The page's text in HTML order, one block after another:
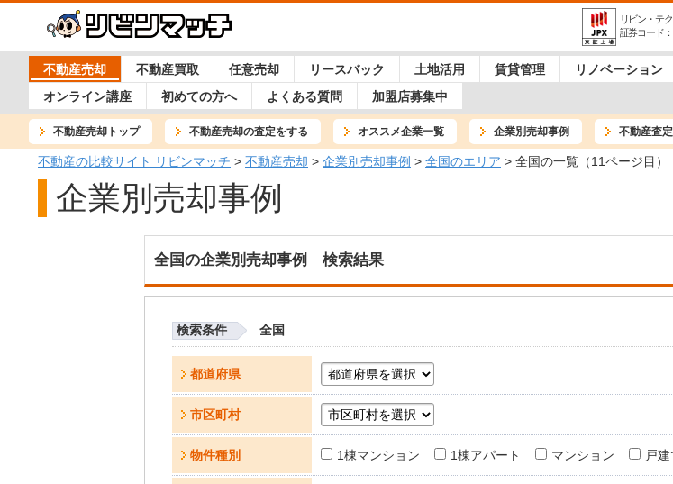
リビン・テ
証券コード
不動産売却 不動産買取 任意売却 リースバック 土地活用 賃貸管理 リノベーション
オンライン講座
初めての方へ よくある質問 加盟店募集中
不動産売却トップ 不動産売却の査定をする オススメ企業一覧 企業別売却事例 不動産査
不動産の比較サイト リビンマッチ > 不動産売却 > 企業別売却事例 > 全国のエリア > 全国の一覧（11ページ目）
企業別売却事例
全国の企業別売却事例 検索結果
検索条件 全国
都道府県
市区町村
物件種別 1棟マンション 1棟アパート マンション 戸建